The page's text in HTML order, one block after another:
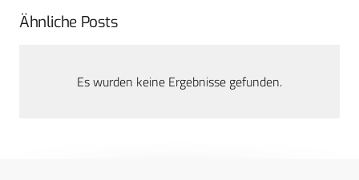
Ähnliche Posts
Es wurden keine Ergebnisse gefunden.